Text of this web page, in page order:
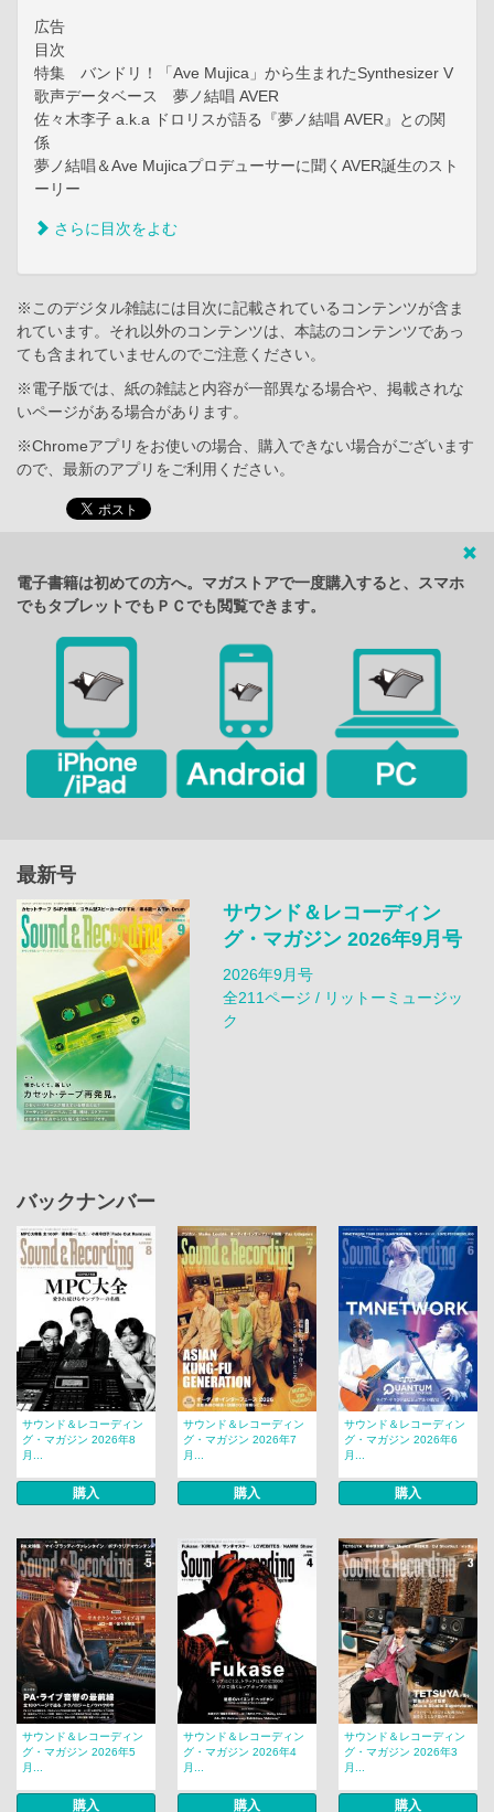
広告
目次
特集 バンドリ！「Ave Mujica」から生まれたSynthesizer V
歌声データベース 夢ノ結唱 AVER
佐々木李子 a.k.a ドロリスが語る『夢ノ結唱 AVER』との関
係
夢ノ結唱＆Ave Mujicaプロデューサーに聞くAVER誕生のスト
ーリー
さらに目次をよむ
※このデジタル雑誌には目次に記載されているコンテンツが含ま
れています。それ以外のコンテンツは、本誌のコンテンツであっ
ても含まれていませんのでご注意ください。
※電子版では、紙の雑誌と内容が一部異なる場合や、掲載されな
いページがある場合があります。
※Chromeアプリをお使いの場合、購入できない場合がございます
ので、最新のアプリをご利用ください。
電子書籍は初めての方へ。マガストアで一度購入すると、スマホ
でもタブレットでもＰＣでも閲覧できます。
最新号
サウンド＆レコーディン
グ・マガジン 2026年9月号
2026年9月号
全211ページ / リットーミュージッ
ク
バックナンバー
サウンド＆レコーディン
グ・マガジン 2026年8
月...
購入
サウンド＆レコーディン
グ・マガジン 2026年7
月...
購入
サウンド＆レコーディン
グ・マガジン 2026年6
月...
購入
サウンド＆レコーディン
グ・マガジン 2026年5
月...
購入
サウンド＆レコーディン
グ・マガジン 2026年4
月...
購入
サウンド＆レコーディン
グ・マガジン 2026年3
月...
購入